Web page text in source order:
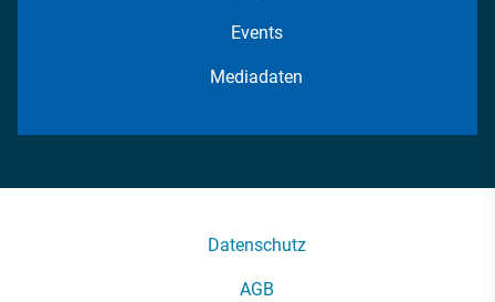
Events
Mediadaten
Datenschutz
AGB